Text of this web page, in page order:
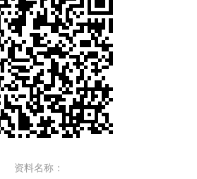
资料名称：